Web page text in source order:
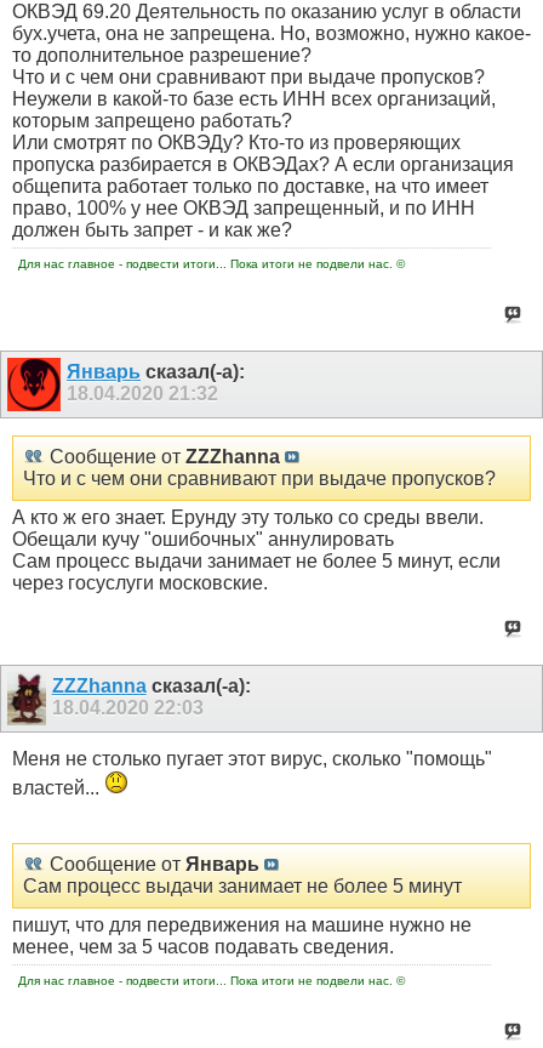
ОКВЭД 69.20 Деятельность по оказанию услуг в области
бух.учета, она не запрещена. Но, возможно, нужно какое-
то дополнительное разрешение?
Что и с чем они сравнивают при выдаче пропусков?
Неужели в какой-то базе есть ИНН всех организаций,
которым запрещено работать?
Или смотрят по ОКВЭДу? Кто-то из проверяющих
пропуска разбирается в ОКВЭДах? А если организация
общепита работает только по доставке, на что имеет
право, 100% у нее ОКВЭД запрещенный, и по ИНН
должен быть запрет - и как же?
Для нас главное - подвести итоги... Пока итоги не подвели нас. ©
Январь сказал(-а):
18.04.2020 21:32
Сообщение от ZZZhanna
Что и с чем они сравнивают при выдаче пропусков?
А кто ж его знает. Ерунду эту только со среды ввели.
Обещали кучу "ошибочных" аннулировать
Сам процесс выдачи занимает не более 5 минут, если
через госуслуги московские.
ZZZhannaсказал(-а):
18.04.2020 22:03
Меня не столько пугает этот вирус, сколько "помощь"
властей...
Сообщение от Январь
Сам процесс выдачи занимает не более 5 минут
пишут, что для передвижения на машине нужно не
менее, чем за 5 часов подавать сведения.
Для нас главное - подвести итоги... Пока итоги не подвели нас. ©